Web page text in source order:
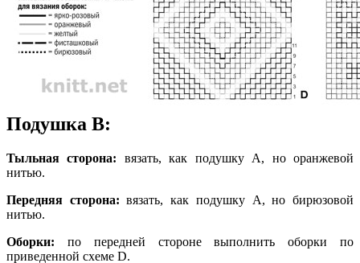
Подушка В:
Тыльная сторона: вязать, как подушку А, но оранжевой
нитью.
Передняя сторона: вязать, как подушку А, но бирюзовой
нитью.
Оборки: по передней стороне выполнить оборки по
приведенной схеме D.